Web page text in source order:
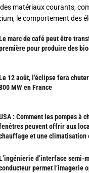
matériaux courants,
le comportement des
marc de café peut être
pour produire des
12 août, l’éclipse fera
MW en France
: Comment les pompes à
peuvent offrir aux
et une climatisation
d’interface semi-
permet l’imagerie